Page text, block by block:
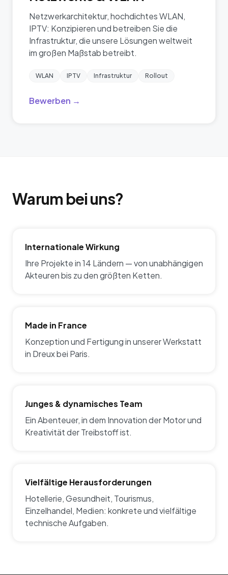
Netzwerkarchitektur, hochdichtes WLAN,
IPTV: Konzipieren und betreiben Sie die
Infrastruktur, die unsere Lösungen weltweit
im großen Maßstab betreibt.
WLAN IPTV Infrastruktur Rollout
Bewerben →
Warum bei uns?
Internationale Wirkung
Ihre Projekte in 14 Ländern — von unabhängigen
Akteuren bis zu den größten Ketten.
Made in France
Konzeption und Fertigung in unserer Werkstatt
in Dreux bei Paris.
Junges & dynamisches Team
Ein Abenteuer, in dem Innovation der Motor und
Kreativität der Treibstoff ist.
Vielfältige Herausforderungen
Hotellerie, Gesundheit, Tourismus,
Einzelhandel, Medien: konkrete und vielfältige
technische Aufgaben.